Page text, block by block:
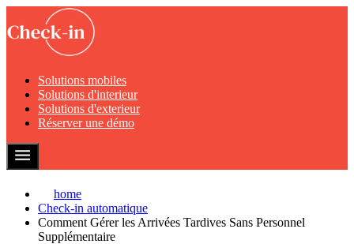
Solutions mobiles
Solutions d'interieur
Solutions d'exterieur
Réserver une démo
home
Check-in automatique
Comment Gérer les Arrivées Tardives Sans Personnel
Supplémentaire